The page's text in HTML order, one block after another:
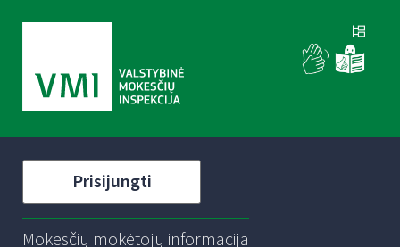
Prisijungti
Mokesčių mokėtojų informacija